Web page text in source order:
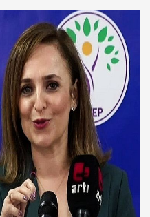
mide
fiyatları gaza bastı!
yer alacak? Bazı suçlar
ortaya çıktı!